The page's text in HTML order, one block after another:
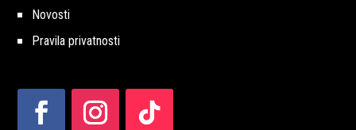
Novosti
Pravila privatnosti